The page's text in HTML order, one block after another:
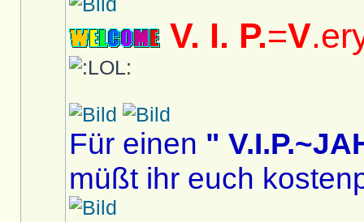
V. I. P.=V
Für einen "
müßt ihr euch